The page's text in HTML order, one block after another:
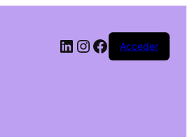
LinkedIn
Instagram
Facebook
Acceder